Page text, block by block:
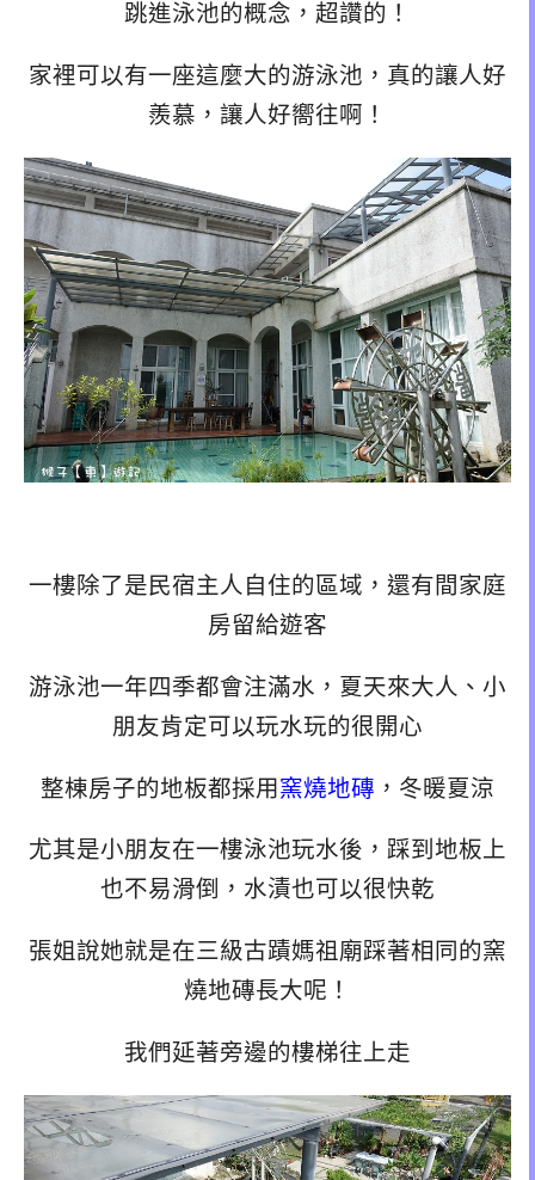
跳進泳池的概念，超讚的！
家裡可以有一座這麼大的游泳池，真的讓人好
羨慕，讓人好嚮往啊！
一樓除了是民宿主人自住的區域，還有間家庭
房留給遊客
游泳池一年四季都會注滿水，夏天來大人、小
朋友肯定可以玩水玩的很開心
整棟房子的地板都採用 窯燒地磚 ，冬暖夏涼
尤其是小朋友在一樓泳池玩水後，踩到地板上
也不易滑倒，水漬也可以很快乾
張姐說她就是在三級古蹟媽祖廟踩著相同的窯
燒地磚長大呢！
我們延著旁邊的樓梯往上走